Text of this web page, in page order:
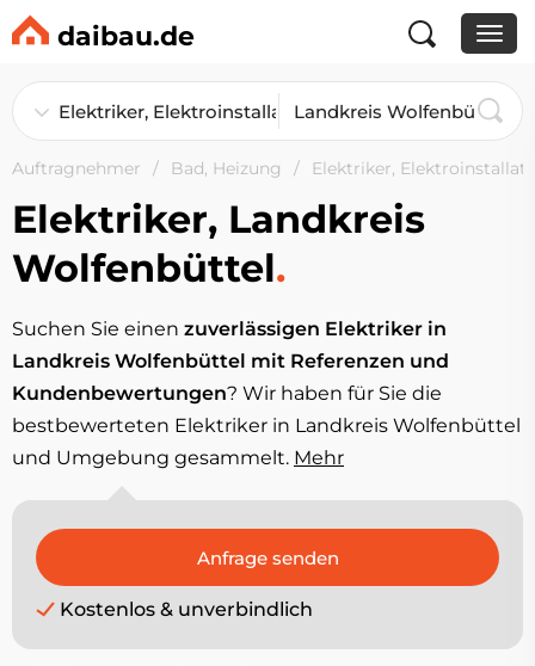
daibau.de
Auftragnehmer Bad, Heizung Elektriker,
Elektriker, Landkreis
Wolfenbüttel.
Suchen Sie einen zuverlässigen Elektriker in
Landkreis Wolfenbüttel mit Referenzen und
Kundenbewertungen? Wir haben für Sie die
bestbewerteten Elektriker in Landkreis Wolfenbüttel
und Umgebung gesammelt. Mehr
Kostenlos & unverbindlich